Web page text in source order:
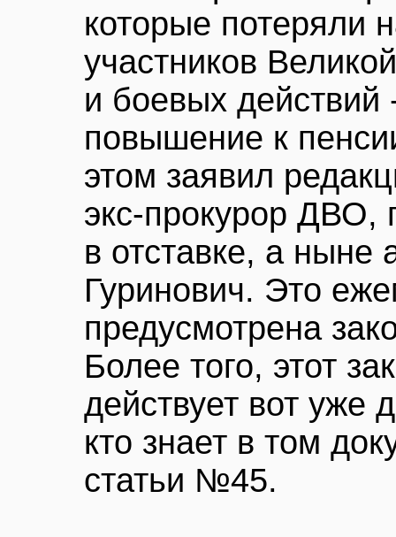
которые потеряли
участников
и боевых действий
повышение к
этом заявил
экс-прокурор ДВО,
в отставке, а ныне
Гуринович. Это
предусмотрена
Более того, этот
действует вот уже
кто знает в том
статьи №45.